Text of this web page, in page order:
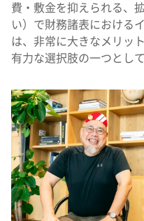
費・敷金を抑えられる、
い）で財務諸表における
は、非常に大きなメリッ
有力な選択肢の一つとし